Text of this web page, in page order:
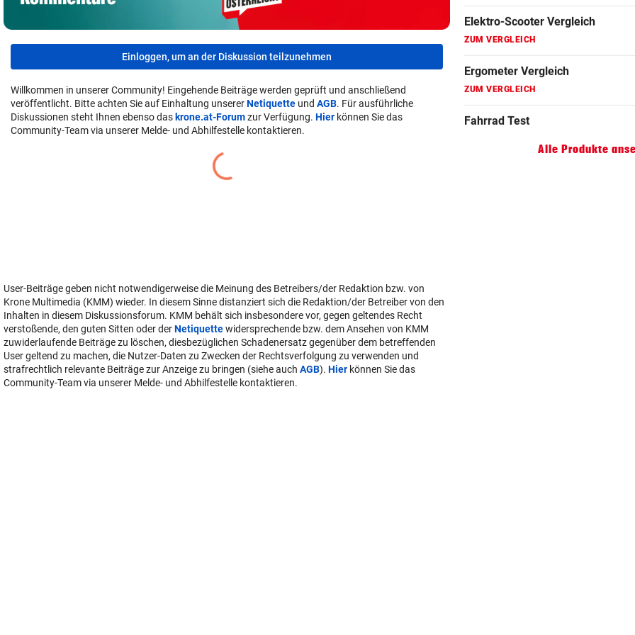
Einloggen, um an der Diskussion teilzunehmen
Willkommen in unserer Community! Eingehende Beiträge werden geprüft und anschließend
veröffentlicht. Bitte achten Sie auf Einhaltung unsererNetiquette und AGB. Für ausführliche
Diskussionen steht Ihnen ebenso das krone.at-Forumzur Verfügung. Hier können Sie das
Community-Team via unserer Melde- und Abhilfestelle kontaktieren.
User-Beiträge geben nicht notwendigerweise die Meinung des Betreibers/der Redaktion bzw. von
Krone Multimedia (KMM) wieder. In diesem Sinne distanziert sich die Redaktion/der Betreiber von den
Inhalten in diesem Diskussionsforum. KMM behält sich insbesondere vor, gegen geltendes Recht
verstoßende, den guten Sitten oder derNetiquettewidersprechende bzw. dem Ansehen von KMM
zuwiderlaufende Beiträge zu löschen, diesbezüglichen Schadenersatz gegenüber dem betreffenden
User geltend zu machen, die Nutzer-Daten zu Zwecken der Rechtsverfolgung zu verwenden und
strafrechtlich relevante Beiträge zur Anzeige zu bringen (siehe auch AGB). Hier können Sie das
Community-Team via unserer Melde- und Abhilfestelle kontaktieren.
ZUM VERGLEICH
ZUM VERGLEICH
ZUM VERGLEICH
Alle Produkte